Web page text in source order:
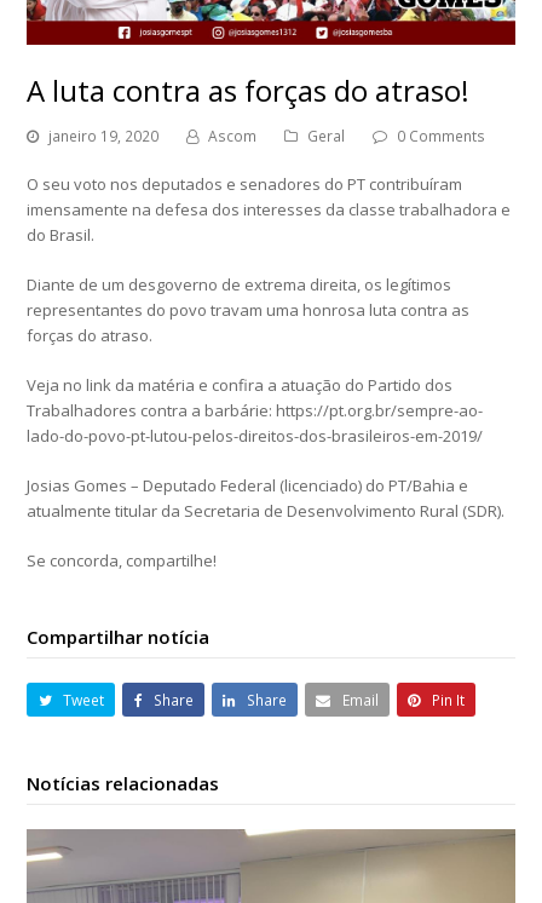
A luta contra as forças do atraso!
janeiro 19, 2020 Ascom Geral 0 Comments
O seu voto nos deputados e senadores do PT contribuíram
imensamente na defesa dos interesses da classe trabalhadora e
do Brasil.
Diante de um desgoverno de extrema direita, os legítimos
representantes do povo travam uma honrosa luta contra as
forças do atraso.
Veja no link da matéria e confira a atuação do Partido dos
Trabalhadores contra a barbárie: https://pt.org.br/sempre-ao-
lado-do-povo-pt-lutou-pelos-direitos-dos-brasileiros-em-2019/
Josias Gomes – Deputado Federal (licenciado) do PT/Bahia e
atualmente titular da Secretaria de Desenvolvimento Rural (SDR).
Se concorda, compartilhe!
Compartilhar notícia
Tweet Share Share Email Pin It
Notícias relacionadas